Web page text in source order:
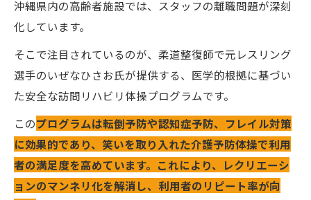
沖縄県内の高齢者施設では、スタッフの離職問題が深刻
化しています。
そこで注目されているのが、柔道整復師で元レスリング
選手のいぜなひさお氏が提供する、医学的根拠に基づい
た安全な訪問リハビリ体操プログラムです。
このプログラムは転倒予防や認知症予防、フレイル対策
に効果的であり、笑いを取り入れた介護予防体操で利用
者の満足度を高めています。これにより、レクリエーシ
ョンのマンネリ化を解消し、利用者のリピート率が向